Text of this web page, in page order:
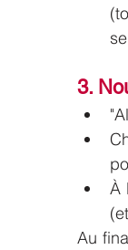
3.
À
Au